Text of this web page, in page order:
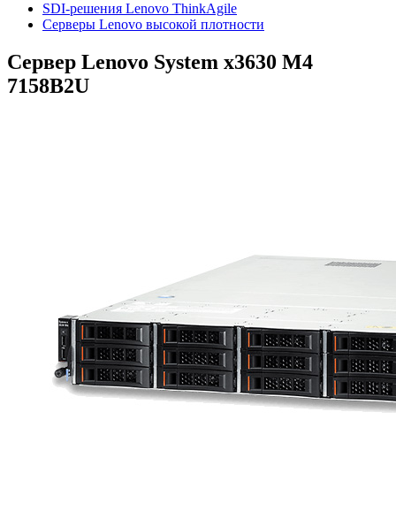
SDI-решения Lenovo ThinkAgile
Серверы Lenovo высокой плотности
Сервер Lenovo System x3630 M4
7158B2U